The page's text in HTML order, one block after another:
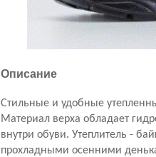
Описание
Стильные и удобные
Материал верхаобладает
внутри обуви. Утеплитель -
прохладными осенними